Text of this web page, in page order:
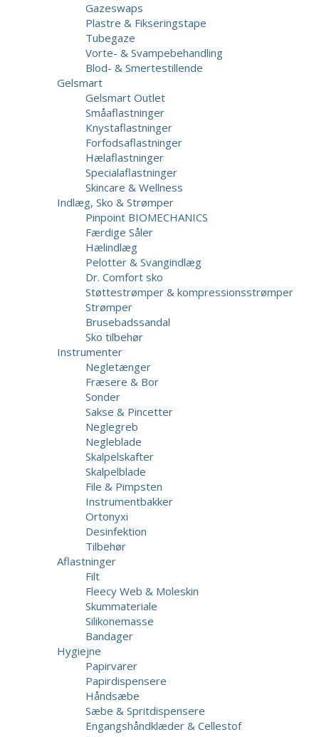
Gazeswaps
Plastre & Fikseringstape
Tubegaze
Vorte- & Svampebehandling
Blod- & Smertestillende
Gelsmart
Gelsmart Outlet
Småaflastninger
Knystaflastninger
Forfodsaflastninger
Hælaflastninger
Specialaflastninger
Skincare & Wellness
Indlæg, Sko & Strømper
Pinpoint BIOMECHANICS
Færdige Såler
Hælindlæg
Pelotter & Svangindlæg
Dr. Comfort sko
Støttestrømper & kompressionsstrømper
Strømper
Brusebadssandal
Sko tilbehør
Instrumenter
Negletænger
Fræsere & Bor
Sonder
Sakse & Pincetter
Neglegreb
Negleblade
Skalpelskafter
Skalpelblade
File & Pimpsten
Instrumentbakker
Ortonyxi
Desinfektion
Tilbehør
Aflastninger
Filt
Fleecy Web & Moleskin
Skummateriale
Silikonemasse
Bandager
Hygiejne
Papirvarer
Papirdispensere
Håndsæbe
Sæbe & Spritdispensere
Engangshåndklæder & Cellestof